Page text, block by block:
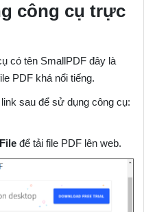
công cụ trực
có tên SmallPDF đây là
PDF khá nổi tiếng.
sau để sử dụng công cụ:
để tải file PDF lên web.